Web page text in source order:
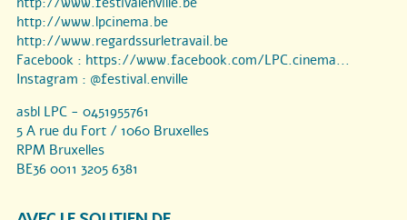
http://www.lpcinema.be
http://www.regardssurletravail.be
Facebook : https://www.facebook.com/LPC.cinema...
Instagram : @festival.enville
asbl LPC - 0451955761
5 A rue du Fort / 1060 Bruxelles
RPM Bruxelles
BE36 0011 3205 6381